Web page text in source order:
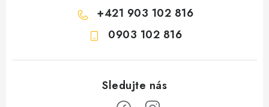
+421 903 102 816
0903 102 816